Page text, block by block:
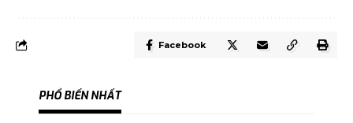
Facebook
PHỔ BIẾN NHẤT